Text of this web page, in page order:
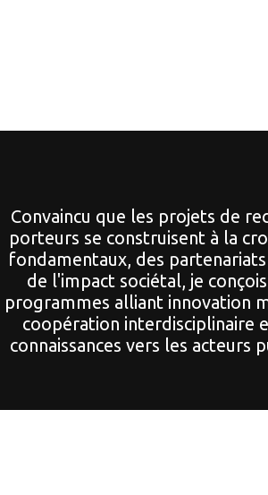
Convaincu que les projets de
porteurs se construisent à la
fondamentaux, des
de l'impact sociétal, je
programmes alliant innovation
coopération interdisciplinaire
connaissances vers les acteurs